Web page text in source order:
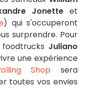
Jonette et
) qui s'occuperont
surprendre. Pour
Juliano
une expérience
Shop sera
toutes vos envies